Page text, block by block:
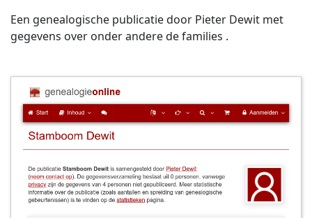
Een genealogische publicatie door Pieter Dewit met
gegevens over onder andere de families .